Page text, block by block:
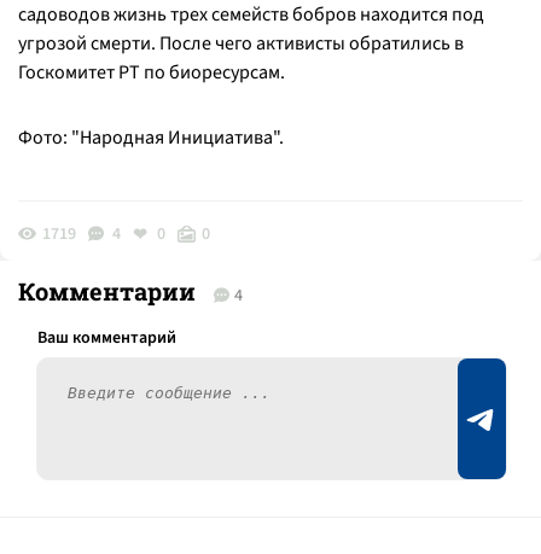
садоводов жизнь трех семейств бобров находится под
угрозой смерти. После чего активисты обратились в
Госкомитет РТ по биоресурсам.
Фото: "Народная Инициатива".
1719 4 0 0
Комментарии 4